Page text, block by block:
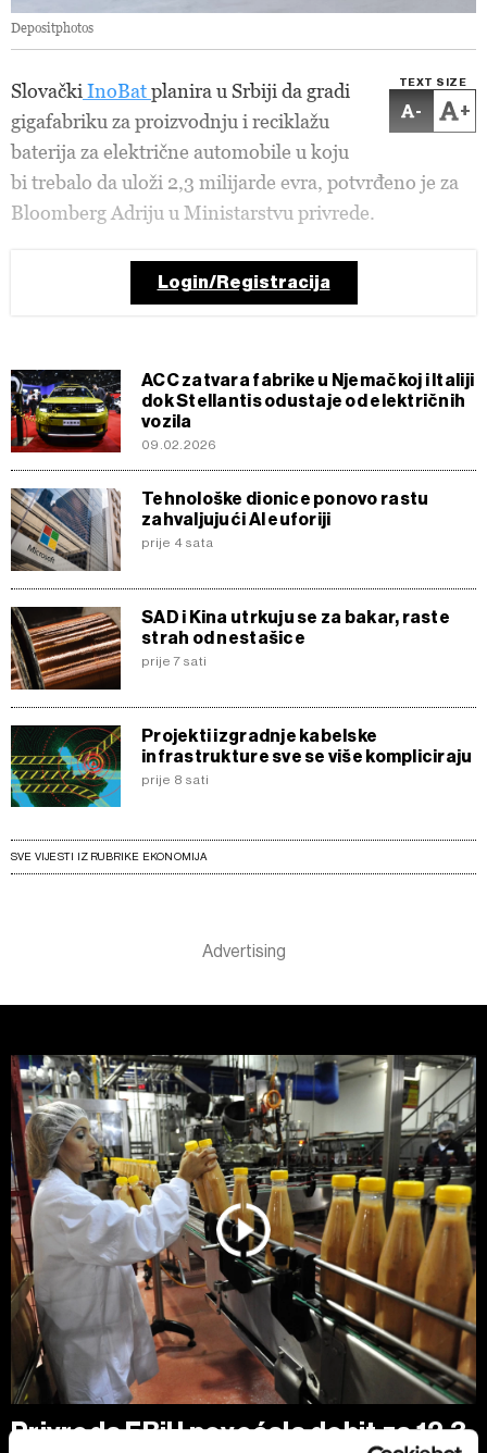
Depositphotos
TEXT SIZE
- +
Slovački InoBatplanira u Srbiji da gradi
gigafabriku za proizvodnju i reciklažu
baterija za električne automobile u koju
bi trebalo da uloži 2,3 milijarde evra, potvrđeno je za
Bloomberg Adriju u Ministarstvu privrede.
Login/Registracija
ACC zatvara fabrike u Njemačkoj i Italiji
dok Stellantis odustaje od električnih
vozila
09.02.2026
Tehnološke dionice ponovo rastu
zahvaljujući AI euforiji
prije 4 sata
SAD i Kina utrkuju se za bakar, raste
strah od nestašice
prije 7 sati
Projekti izgradnje kabelske
infrastrukture sve se više kompliciraju
prije 8 sati
SVE VIJESTI IZ RUBRIKE EKONOMIJA
Privreda FBiH povećala dobit za 12,3